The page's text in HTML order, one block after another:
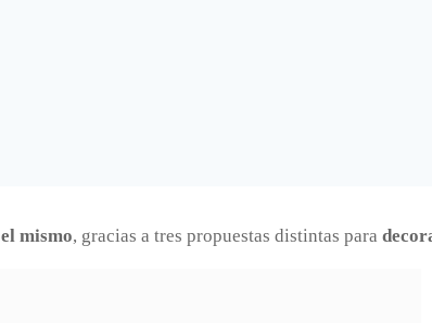
mismo, gracias a tres propuestas distintas para